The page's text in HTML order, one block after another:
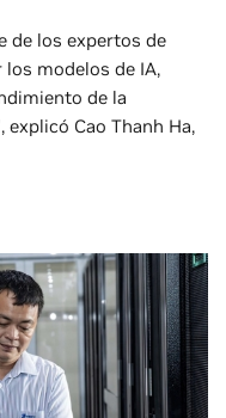
de los expertos de
modelos de IA,
de la
Cao Thanh Ha,